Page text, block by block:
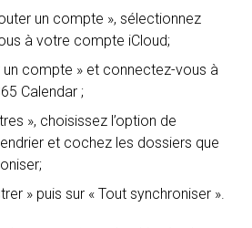
un compte », sélectionnez
à votre compte iCloud;
un compte » et connectez-vous à
Calendar ;
», choisissez l’option de
et cochez les dossiers que
» puis sur « Tout synchroniser ».